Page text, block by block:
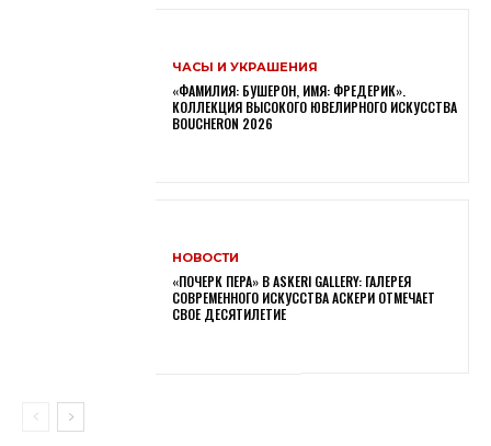
ЧАСЫ И УКРАШЕНИЯ
«ФАМИЛИЯ: БУШЕРОН, ИМЯ: ФРЕДЕРИК».
КОЛЛЕКЦИЯ ВЫСОКОГО ЮВЕЛИРНОГО ИСКУССТВА
BOUCHERON 2026
НОВОСТИ
«ПОЧЕРК ПЕРА» В ASKERI GALLERY: ГАЛЕРЕЯ
СОВРЕМЕННОГО ИСКУССТВА АСКЕРИ ОТМЕЧАЕТ
СВОЕ ДЕСЯТИЛЕТИЕ